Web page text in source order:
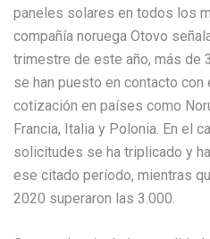
paneles solares en todos los
compañía noruega Otovo
trimestre de este año, más de
se han puesto en contacto con
cotización en países como
Francia, Italia y Polonia. En el
solicitudes se ha triplicado y
ese citado período, mientras
2020 superaron las 3.000.